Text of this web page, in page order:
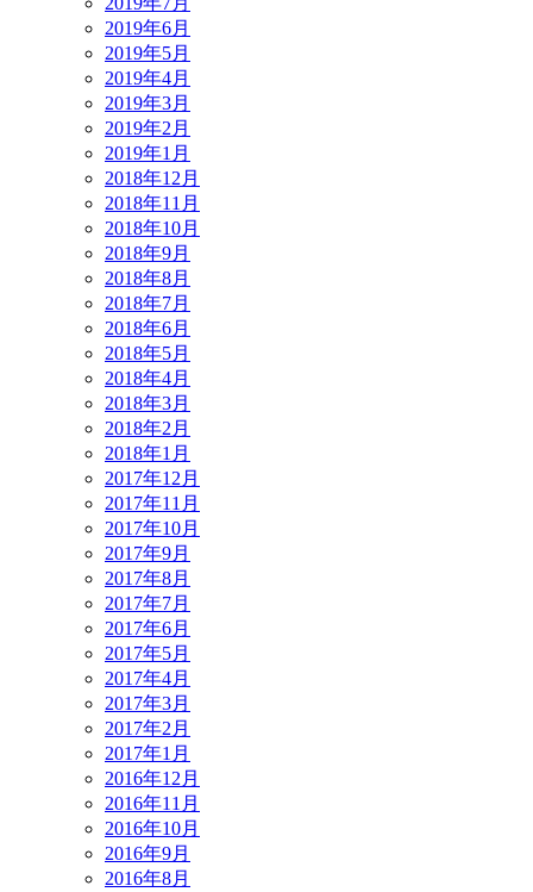
2019年6月
2019年5月
2019年4月
2019年3月
2019年2月
2019年1月
2018年12月
2018年11月
2018年10月
2018年9月
2018年8月
2018年7月
2018年6月
2018年5月
2018年4月
2018年3月
2018年2月
2018年1月
2017年12月
2017年11月
2017年10月
2017年9月
2017年8月
2017年7月
2017年6月
2017年5月
2017年4月
2017年3月
2017年2月
2017年1月
2016年12月
2016年11月
2016年10月
2016年9月
2016年8月